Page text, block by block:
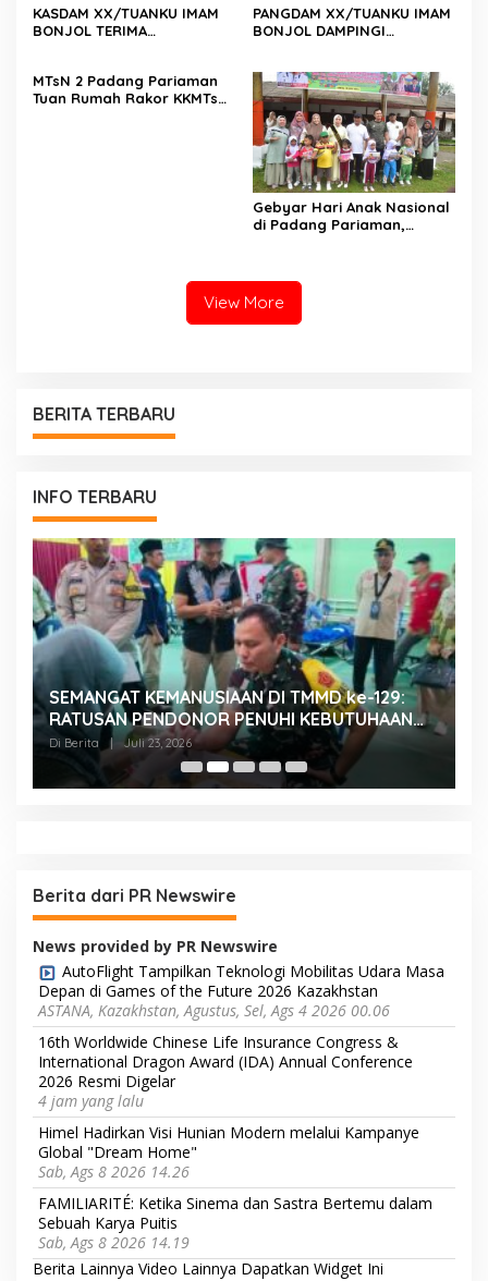
KASDAM XX/TUANKU IMAM
BONJOL TERIMA
GUSMAN, S.E., M.B.A., DI
MAKODAM
PANGDAM XX/TUANKU IMAM
BONJOL DAMPINGI
SJAHRIR
MTsN 2 Padang Pariaman
Tuan Rumah Rakor KKMTs
Gebyar Hari Anak Nasional
di Padang Pariaman,
untuk Semua Anak
View More
BERITA TERBARU
INFO TERBARU
SEMANGAT KEMANUSIAAN DI TMMD ke-129:
RATUSAN PENDONOR PENUHI KEBUTUHAAN
STOK DARAH
Di Berita | Juli 23, 2026
Berita dari PR Newswire
News provided by PR Newswire
AutoFlight Tampilkan Teknologi Mobilitas Udara Masa
Depan di Games of the Future 2026 Kazakhstan
ASTANA, Kazakhstan, Agustus, Sel, Ags 4 2026 00.06
16th Worldwide Chinese Life Insurance Congress &
International Dragon Award (IDA) Annual Conference
2026 Resmi Digelar
4 jam yang lalu
Himel Hadirkan Visi Hunian Modern melalui Kampanye
Global "Dream Home"
Sab, Ags 8 2026 14.26
FAMILIARITÉ: Ketika Sinema dan Sastra Bertemu dalam
Sebuah Karya Puitis
Sab, Ags 8 2026 14.19
Berita Lainnya Video Lainnya Dapatkan Widget Ini